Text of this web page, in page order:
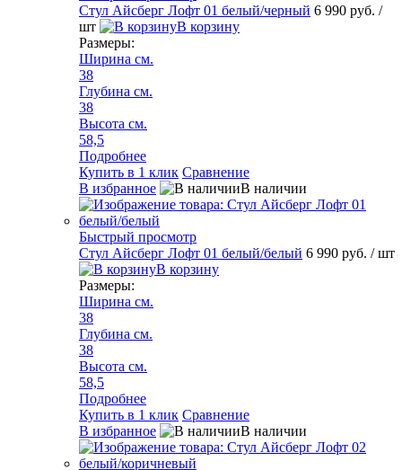
Стул Айсберг Лофт 01 белый/черный 6 990 руб. /
шт
В корзину
Размеры:
Ширина см.
38
Глубина см.
38
Высота см.
58,5
Подробнее
Купить в 1 клик Сравнение
В избранное
В наличии
Быстрый просмотр
Стул Айсберг Лофт 01 белый/белый 6 990 руб. / шт
В корзину
Размеры:
Ширина см.
38
Глубина см.
38
Высота см.
58,5
Подробнее
Купить в 1 клик Сравнение
В избранное
В наличии